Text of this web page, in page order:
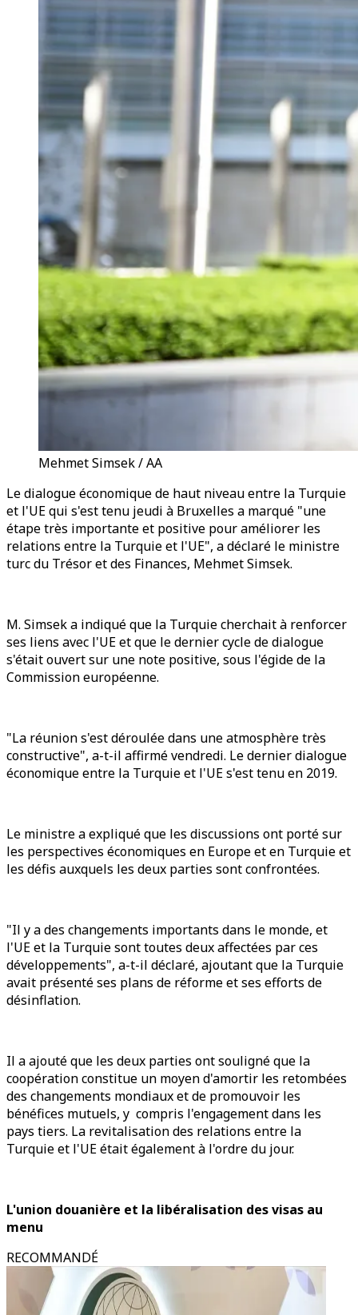
Mehmet Simsek / AA
Le dialogue économique de haut niveau entre la Turquie
et l'UE qui s'est tenu jeudi à Bruxelles a marqué "une
étape très importante et positive pour améliorer les
relations entre la Turquie et l'UE", a déclaré le ministre
turc du Trésor et des Finances, Mehmet Simsek.
M. Simsek a indiqué que la Turquie cherchait à renforcer
ses liens avec l'UE et que le dernier cycle de dialogue
s'était ouvert sur une note positive, sous l'égide de la
Commission européenne.
"La réunion s'est déroulée dans une atmosphère très
constructive", a-t-il affirmé vendredi. Le dernier dialogue
économique entre la Turquie et l'UE s'est tenu en 2019.
Le ministre a expliqué que les discussions ont porté sur
les perspectives économiques en Europe et en Turquie et
les défis auxquels les deux parties sont confrontées.
"Il y a des changements importants dans le monde, et
l'UE et la Turquie sont toutes deux affectées par ces
développements", a-t-il déclaré, ajoutant que la Turquie
avait présenté ses plans de réforme et ses efforts de
désinflation.
Il a ajouté que les deux parties ont souligné que la
coopération constitue un moyen d'amortir les retombées
des changements mondiaux et de promouvoir les
bénéfices mutuels, y compris l'engagement dans les
pays tiers. La revitalisation des relations entre la
Turquie et l'UE était également à l'ordre du jour.
L'union douanière et la libéralisation des visas au
menu
RECOMMANDÉ